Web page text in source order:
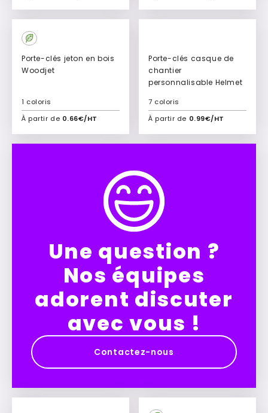
Ajouter à mon devis Ajouter à mon devis
Culte
Porte-clés jeton en bois
Woodjet
À partir de 0.66€/HT
1 coloris
Ajouter à mon devis
Porte-clés casque de
chantier
personnalisable Helmet
À partir de 0.99€/HT
7 coloris
Ajouter à mon devis
Une question ?
Nos équipes
adorent discuter
avec vous !
Contactez-nous